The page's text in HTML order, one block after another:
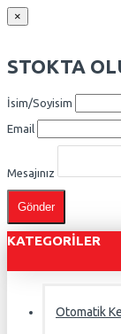
×
STOKTA
İsim/Soyisim
Email
Mesajınız
Gönder
KATEGORILER
Otomatik